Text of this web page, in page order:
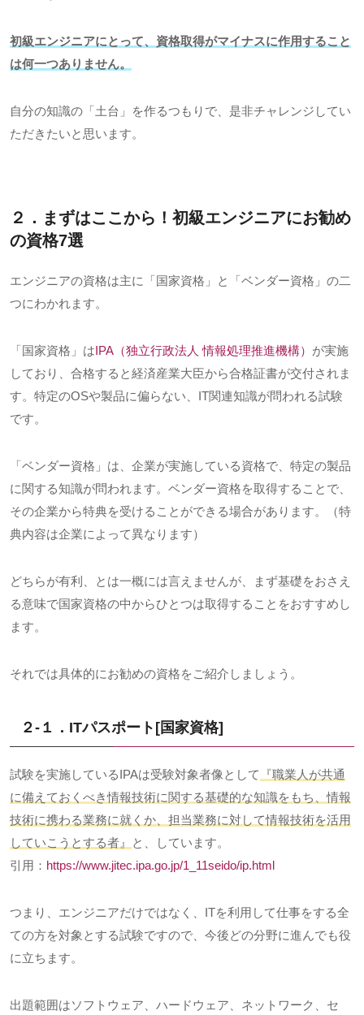
初級エンジニアにとって、資格取得がマイナスに作用すること
は何一つありません。
自分の知識の「土台」を作るつもりで、是非チャレンジしてい
ただきたいと思います。
２．まずはここから！初級エンジニアにお勧め
の資格7選
エンジニアの資格は主に「国家資格」と「ベンダー資格」の二
つにわかれます。
「国家資格」は IPA （独立行政法人 情報処理推進機構） が実施
しており、合格すると経済産業大臣から合格証書が交付されま
す。特定のOSや製品に偏らない、 IT関連知識が問われる試験
です。
「ベンダー資格」は、企業が実施している資格で、特定の製品
に関する知識が問われます。ベンダー資格を取得することで、
その企業から特典を受けることができる場合があります。（特
典内容は企業によって異なります）
どちらが有利、とは一概には言えませんが、まず基礎をおさえ
る意味で国家資格の中からひとつは取得することをおすすめし
ます。
それでは具体的にお勧めの資格をご紹介しましょう。
２-１．ITパスポート [国家資格]
試験を実施している IPAは受験対象者像として
『職業人が共通
に備えておくべき情報技術に関する基礎的な知識をもち、情報
技術に携わる業務に就くか、担当業務に対して情報技術を活用
していこうとする者』
と、しています。
引用： https://www.jitec.ipa.go.jp/1_11seido/ip.html
つまり、エンジニアだけではなく、 ITを利用して仕事をする全
ての方を対象とする試験ですので、今後どの分野に進んでも役
に立ちます。
出題範囲はソフトウェア、ハードウェア、ネットワーク、セ